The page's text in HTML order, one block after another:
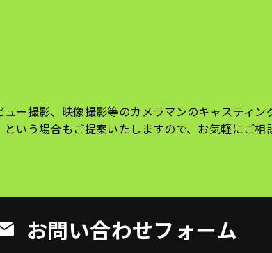
ー撮影、映像撮影等のカメラマンのキャスティン
という場合もご提案いたしますので、お気軽にご相
お問い合わせフォーム